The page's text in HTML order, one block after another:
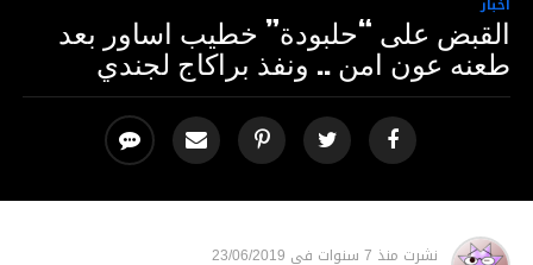
القبض على “حلبودة” خطيب اساور بعد
طعنه عون امن .. ونفذ براكاج لجندي
نشرت منذ 7 سنوات فى 23/06/2019